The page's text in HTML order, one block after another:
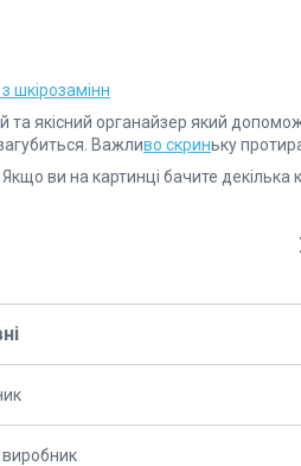
шкірозамінн
та якісний органайзер який
Важливо скриньку
ви на картинці бачите декілька
виробник